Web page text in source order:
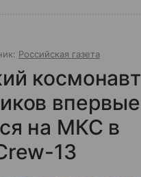
Российская газета
космонавт
впервые
на МКС в
13